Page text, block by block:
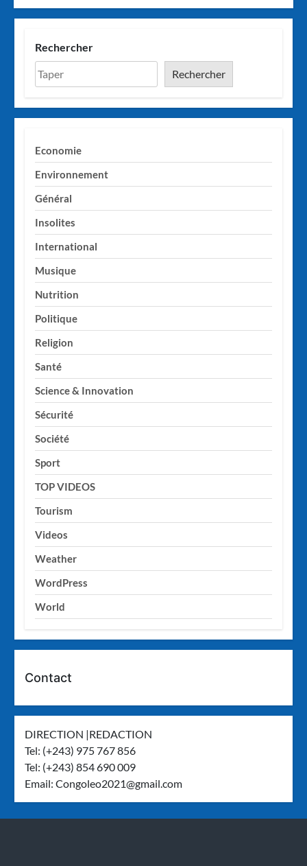
Rechercher
Rechercher
Economie
Environnement
Général
Insolites
International
Musique
Nutrition
Politique
Religion
Santé
Science & Innovation
Sécurité
Société
Sport
TOP VIDEOS
Tourism
Videos
Weather
WordPress
World
Contact
DIRECTION |REDACTION
Tel: (+243) 975 767 856
Tel: (+243) 854 690 009
Email:Congoleo2021@gmail.com